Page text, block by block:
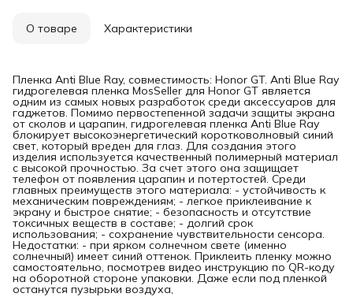
О товаре Характеристики
Пленка Anti Blue Ray, совместимость: Honor GT. Anti Blue Ray
гидрогелевая пленка MosSeller для Honor GT является
одним из самых новых разработок среди аксессуаров для
гаджетов. Помимо первостепенной задачи защиты экрана
от сколов и царапин, гидрогелевая пленка Anti Blue Ray
блокирует высокоэнергетический коротковолновый синий
свет, который вреден для глаз. Для создания этого
изделия используется качественный полимерный материал
с высокой прочностью. За счет этого она защищает
телефон от появления царапин и потертостей. Среди
главных преимуществ этого материала: - устойчивость к
механическим повреждениям; - легкое приклеивание к
экрану и быстрое снятие; - безопасность и отсутствие
токсичных веществ в составе; - долгий срок
использования; - сохранение чувствительности сенсора.
Недостатки: - при ярком солнечном свете (именно
солнечный) имеет синий оттенок. Приклеить пленку можно
самостоятельно, посмотрев видео инструкцию по QR-коду
на оборотной стороне упаковки. Даже если под пленкой
останутся пузырьки воздуха,